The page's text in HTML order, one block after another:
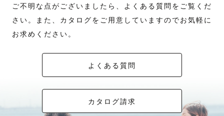
ご不明な点がございましたら、よくある質問をご覧くだ
さい。また、カタログをご用意していますのでお気軽に
お求めください。
よくある質問
カタログ請求